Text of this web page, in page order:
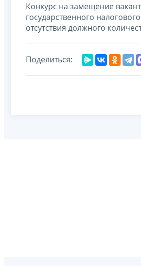
Конкурс на замещение
государственного
отсутствия должного
Поделиться: